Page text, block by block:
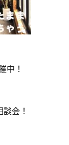
中！
会！